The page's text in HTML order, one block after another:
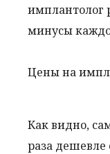
имплантолог
минусы
Цены на
Как видно,
раза дешевле